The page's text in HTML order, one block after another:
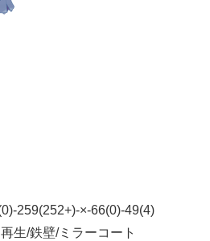
259(252+)-×-66(0)-49(4)
生/鉄壁/ミラーコート